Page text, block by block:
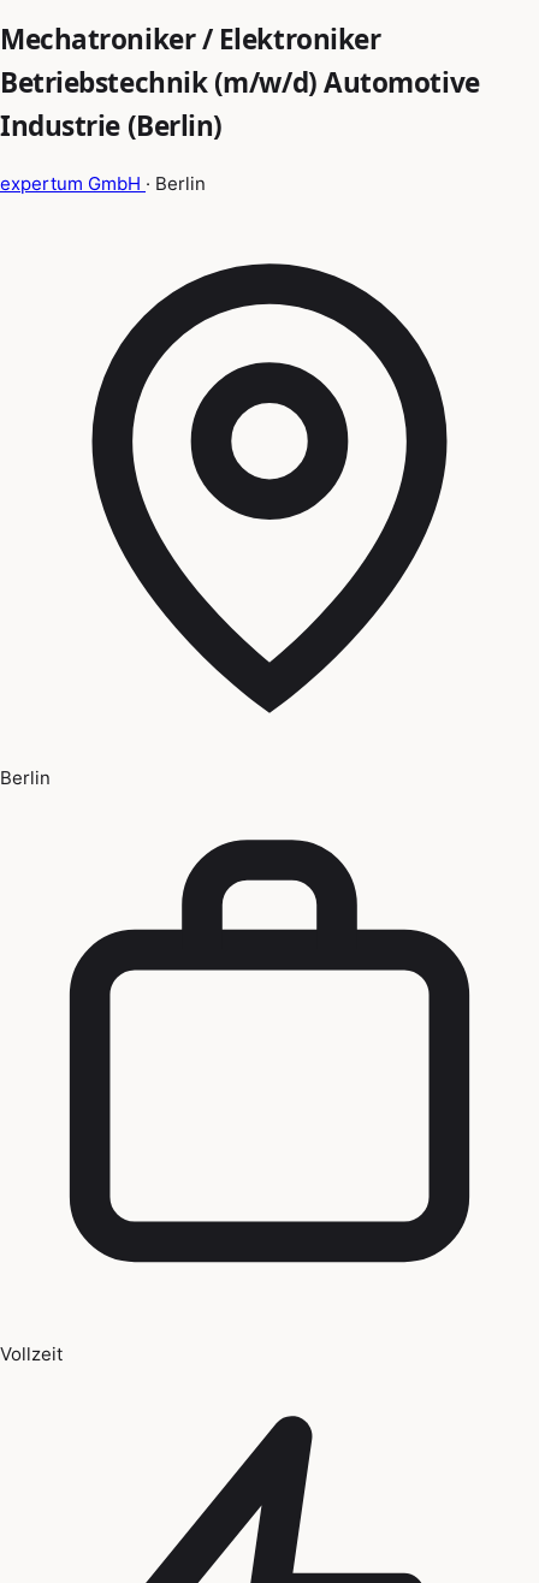
Mechatroniker / Elektroniker
Betriebstechnik (m/w/d) Automotive
Industrie (Berlin)
expertum GmbH · Berlin
Berlin
Vollzeit